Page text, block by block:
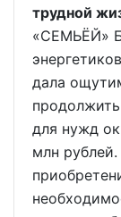
трудной
«СЕМЬЁЙ»
дала
для нужд
млн